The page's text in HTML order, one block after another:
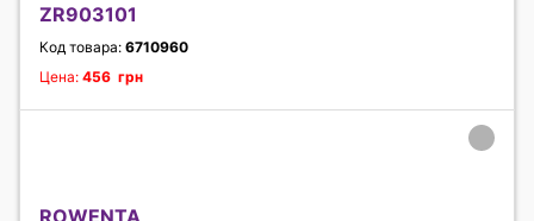
ZR903101
Код товара: 6710960
Цена: 456 грн
ROWENTA